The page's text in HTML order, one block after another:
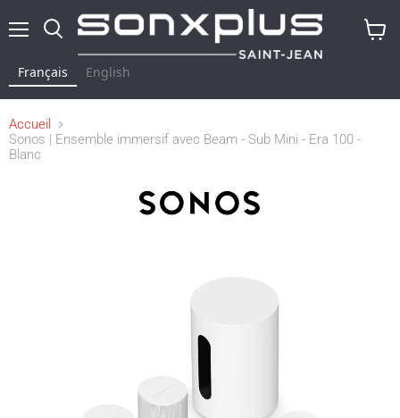
Français English
Accueil
Sonos | Ensemble immersif avec Beam - Sub Mini - Era 100 -
Blanc